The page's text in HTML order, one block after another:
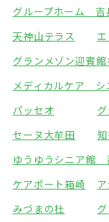
グループホーム 吉
天神山テラス
グランメゾン迎賓館
メディカルケア シ
パッセオ
セーヌ大牟田
ゆうゆうシニア館
ケアポート箱崎
みづまの杜